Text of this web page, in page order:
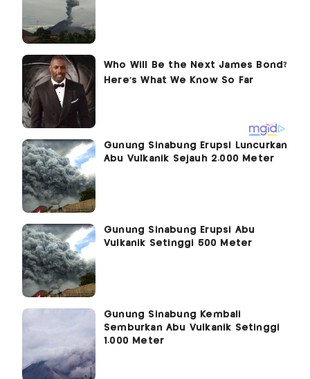
Gunung Sinabung Erupsi Luncurkan
Abu Vulkanik Sejauh 2.000 Meter
Gunung Sinabung Erupsi Abu
Vulkanik Setinggi 500 Meter
Gunung Sinabung Kembali
Semburkan Abu Vulkanik Setinggi
1.000 Meter